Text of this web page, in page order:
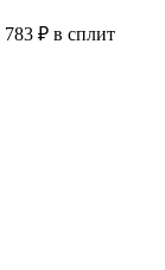
783 ₽ в сплит